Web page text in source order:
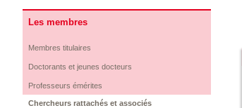
Les membres
Membres titulaires
Doctorants et jeunes docteurs
Professeurs émérites
Chercheurs rattachés et associés